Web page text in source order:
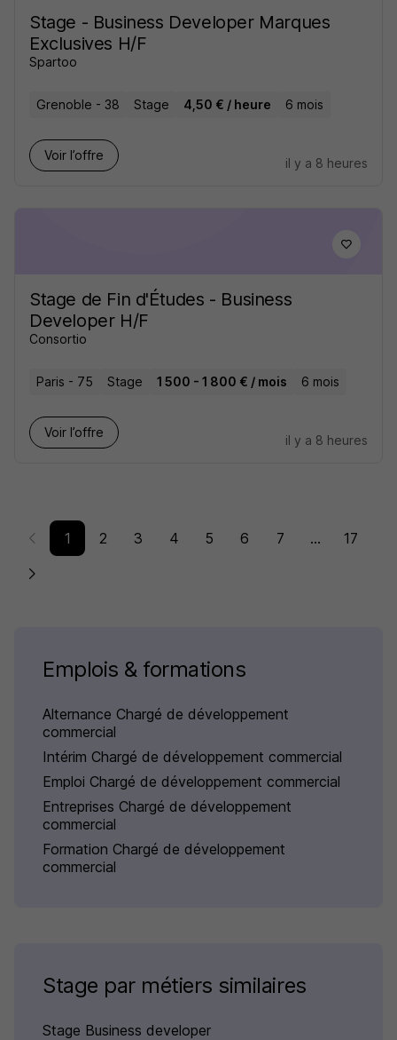
Stage - Business Developer Marques
Exclusives H/F
Spartoo
Grenoble - 38 Stage 4,50 € / heure 6 mois
Voir l’offre
il y a 8 heures
Stage de Fin d'Études - Business
Developer H/F
Consortio
Paris - 75 Stage 1 500 - 1 800 € / mois 6 mois
Voir l’offre
il y a 8 heures
1 2 3 4 5 6 7 ... 17
Emplois & formations
Alternance Chargé de développement
commercial
Intérim Chargé de développement commercial
Emploi Chargé de développement commercial
Entreprises Chargé de développement
commercial
Formation Chargé de développement
commercial
Stage par métiers similaires
Stage Business developer